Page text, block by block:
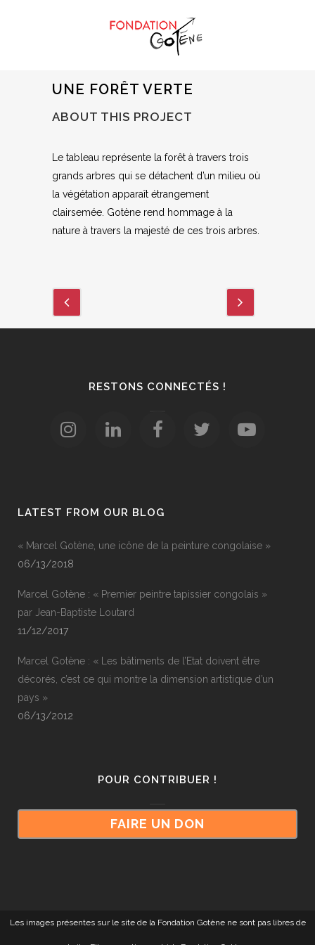
UNE FORÊT VERTE
ABOUT THIS PROJECT
Le tableau représente la forêt à travers trois
grands arbres qui se détachent d’un milieu où
la végétation apparaît étrangement
clairsemée. Gotène rend hommage à la
nature à travers la majesté de ces trois arbres.
RESTONS CONNECTÉS !
LATEST FROM OUR BLOG
« Marcel Gotène, une icône de la peinture congolaise »
06/13/2018
Marcel Gotène : « Premier peintre tapissier congolais »
par Jean-Baptiste Loutard
11/12/2017
Marcel Gotène : « Les bâtiments de l’Etat doivent être
décorés, c’est ce qui montre la dimension artistique d’un
pays »
06/13/2012
POUR CONTRIBUER !
FAIRE UN DON
Les images présentes sur le site de la Fondation Gotène ne sont pas libres de